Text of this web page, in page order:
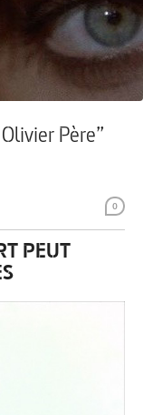
Père”
0
PEUT